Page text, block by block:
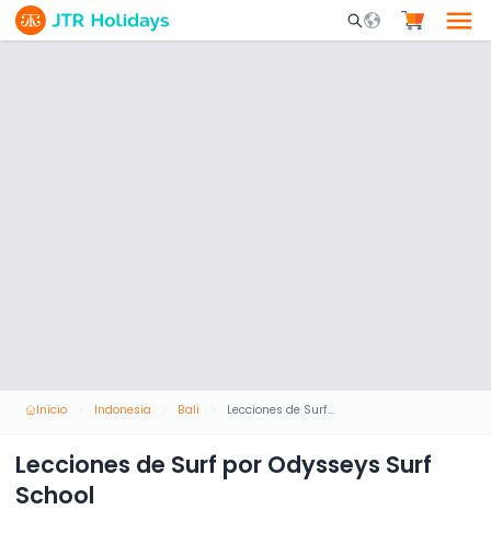
Mobile Search
Inicio Indonesia Bali Lecciones de Surf por Odysseys Surf School
Lecciones de Surf por Odysseys Surf
School